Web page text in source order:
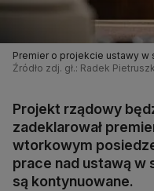
Premier o projekcie ustawy
Źródło zdj. gł.: Radek
Projekt rządowy
zadeklarował
wtorkowym
prace nad ustawą
są kontynuowane.